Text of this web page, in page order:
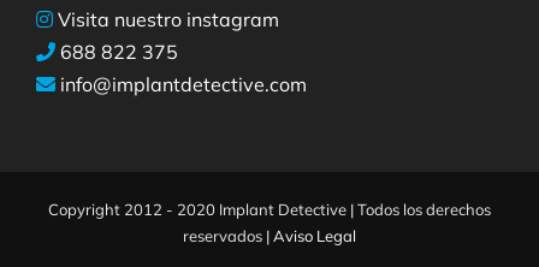
Visita nuestro instagram
688 822 375
info@implantdetective.com
Copyright 2012 - 2020 Implant Detective | Todos los derechos
reservados |Aviso Legal